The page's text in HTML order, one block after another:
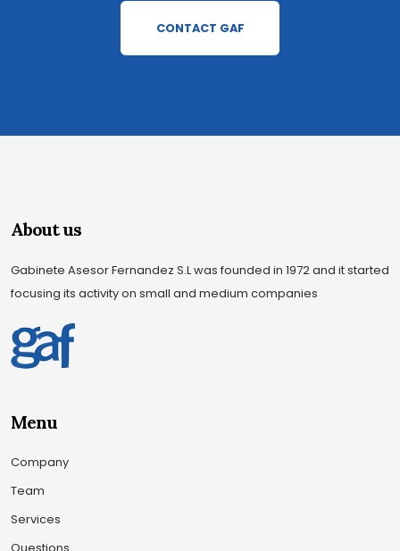
CONTACT GAF
About us
Gabinete Asesor Fernandez S.L was founded in 1972 and it started
focusing its activity on small and medium companies
Menu
Company
Team
Services
Questions